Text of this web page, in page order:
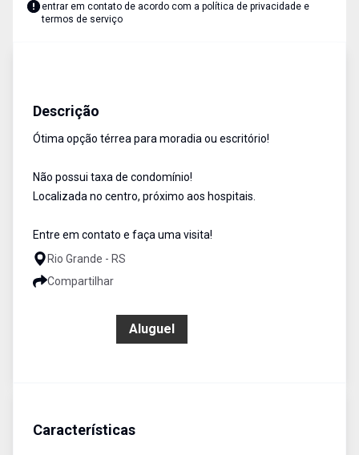
entrar em contato de acordo com a política de privacidade e
termos de serviço
Descrição
Ótima opção térrea para moradia ou escritório!
Não possui taxa de condomínio!
Localizada no centro, próximo aos hospitais.
Entre em contato e faça uma visita!
Rio Grande - RS
Compartilhar
Aluguel
Características